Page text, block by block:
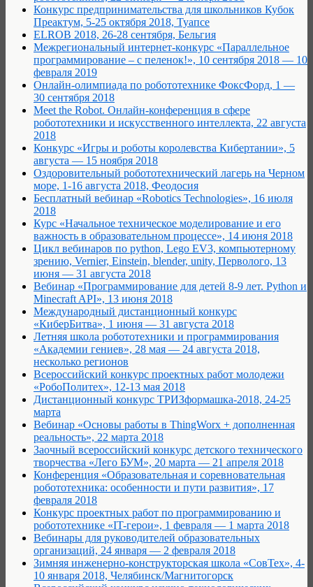
Конкурс предпринимательства для школьников Кубок
Преактум, 5-25 октября 2018, Туапсе
ELROB 2018, 26-28 сентября, Бельгия
Межрегиональный интернет-конкурс «Параллельное
программирование – с пеленок!», 10 сентября 2018 — 10
февраля 2019
Онлайн-олимпиада по робототехнике ФоксФорд, 1 —
30 сентября 2018
Meet the Robot. Онлайн-конференция в сфере
робототехники и искусственного интеллекта, 22 августа
2018
Конкурс «Игры и роботы королевства Кибертании», 5
августа — 15 ноября 2018
Оздоровительный робототехнический лагерь на Черном
море, 1-16 августа 2018, Феодосия
Бесплатный вебинар «Robotics Technologies», 16 июля
2018
Курс «Начальное техническое моделирование и его
важность в образовательном процессе», 14 июня 2018
Цикл вебинаров по python, Lego EV3, компьютерному
зрению, Vernier, Einstein, blender, unity, Перволого, 13
июня — 31 августа 2018
Вебинар «Программирование для детей 8-9 лет. Python и
Minecraft API», 13 июня 2018
Международный дистанционный конкурс
«КиберБитва», 1 июня — 31 августа 2018
Летняя школа робототехники и программирования
«Академии гениев», 28 мая — 24 августа 2018,
несколько регионов
Всероссийский конкурс проектных работ молодежи
«РобоПолитех», 12-13 мая 2018
Дистанционный конкурс ТРИЗформашка-2018, 24-25
марта
Вебинар «Основы работы в ThingWorx + дополненная
реальность», 22 марта 2018
Заочный всероссийский конкурс детского технического
творчества «Лего БУМ», 20 марта — 21 апреля 2018
Конференция «Образовательная и соревновательная
робототехника: особенности и пути развития», 17
февраля 2018
Конкурс проектных работ по программированию и
робототехнике «IT-герои», 1 февраля — 1 марта 2018
Вебинары для руководителей образовательных
организаций, 24 января — 2 февраля 2018
Зимняя инженерно-конструкторская школа «СовТех», 4-
10 января 2018, Челябинск/Магнитогорск